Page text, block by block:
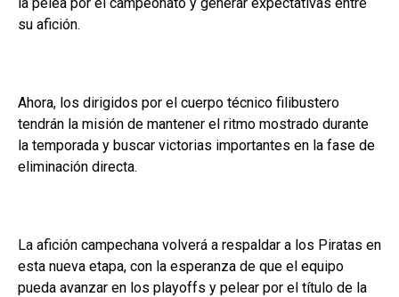
su afición.
Ahora, los dirigidos por el cuerpo técnico filibustero
tendrán la misión de mantener el ritmo mostrado durante
la temporada y buscar victorias importantes en la fase de
eliminación directa.
La afición campechana volverá a respaldar a los Piratas en
esta nueva etapa, con la esperanza de que el equipo
pueda avanzar en los playoffs y pelear por el título de la